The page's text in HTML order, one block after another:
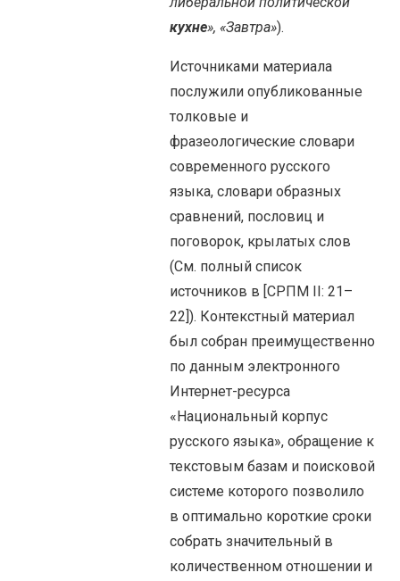
кухне», «Завтра»).
Источниками материала
послужили опубликованные
толковые и
фразеологические словари
современного русского
языка, словари образных
сравнений, пословиц и
поговорок, крылатых слов
(См. полный список
источников в [СРПМ II: 21–
22]). Контекстный материал
был собран преимущественно
по данным электронного
Интернет-ресурса
«Национальный корпус
русского языка», обращение к
текстовым базам и поисковой
системе которого позволило
в оптимально короткие сроки
собрать значительный в
количественном отношении и